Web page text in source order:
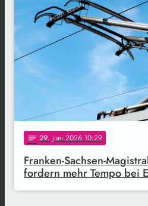
notes 29. Juni 2026 10:29
Franken-Sachsen-
fordern mehr Tempo bei